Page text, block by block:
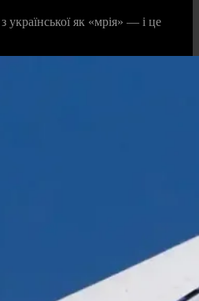
як «мрія» — і це